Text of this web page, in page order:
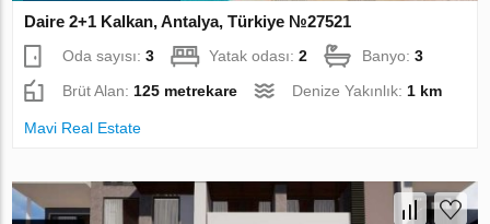
Daire 2+1 Kalkan, Antalya, Türkiye №27521
Oda sayısı:3 Yatak odası:2 Banyo:3
Brüt Alan: 125 metrekare Denize Yakınlık: 1 km
Mavi Real Estate